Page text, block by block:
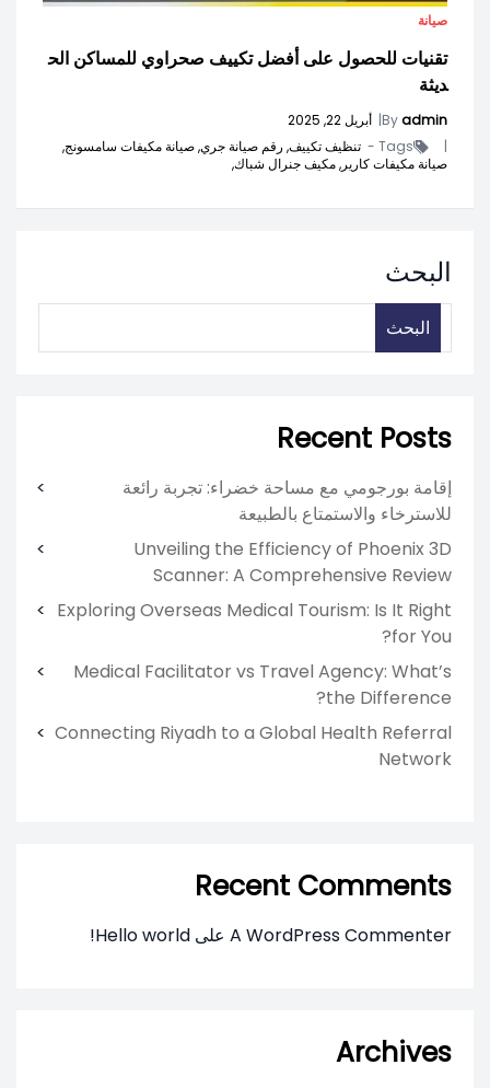
صيانة
تقنيات للحصول على أفضل تكييف صحراوي للمساكن الح
ديثة
Byadmin
| أبريل 22, 2025
|
Tags - تنظيف تكييف, رقم صيانة جري,صيانة مكيفات سامسونج,
صيانة مكيفات كارير,مكيف جنرال شباك,
البحث
البحث
Recent Posts
إقامة بورجومي مع مساحة خضراء: تجربة رائعة
للاسترخاء والاستمتاع بالطبيعة
Unveiling the Efficiency of Phoenix 3D
Scanner: A Comprehensive Review
Exploring Overseas Medical Tourism: Is It Right
for You?
Medical Facilitator vs Travel Agency: What’s
the Difference?
Connecting Riyadh to a Global Health Referral
Network
Recent Comments
A WordPress Commenter على Hello world!
Archives